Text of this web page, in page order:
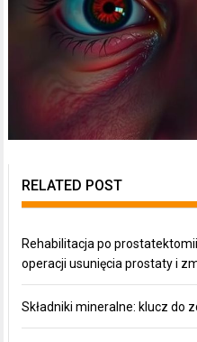
RELATED POST
Rehabilitacja po
operacji usunięcia prostaty i
Składniki mineralne: klucz do